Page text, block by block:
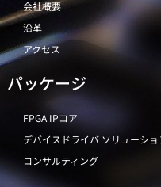
会社概要
沿革
アクセス
パッケージ
FPGA IPコア
デバイスドライバ ソリューショ
コンサルティング